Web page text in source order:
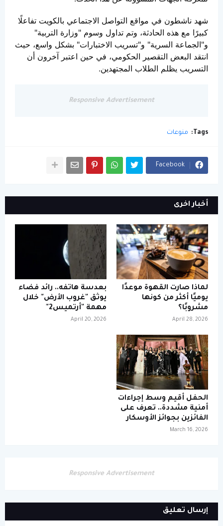
شهد ناشطون في مواقع التواصل الاجتماعي بالكويت تفاعلًا
كبيرًا مع هذه الحادثة، وتم تداول وسوم "وزارة التربية"
و"الجماعة السرية" و"تسريب الاختبارات" بشكل واسع، حيث
انتقد البعض التقصير الحكومي، في حين اعتبر آخرون أن
التسريب يظلم الطلاب المجتهدين.
Responsive Advertisement
Tags: منوعات
Facebook
أخبار اخرى
لماذا صارت القهوة موعدًا
يوميًا أكثر من كونها
مشروبًا؟
April 28, 2026
بعدسة هاتفه.. رائد فضاء
يوثق "غروب الأرض" خلال
مهمة "أرتميس2"
April 20, 2026
الحفل أقيم وسط إجراءات
أمنية مشددة.. تعرف على
الفائزين بجوائز الأوسكار
March 16, 2026
Responsive Advertisement
إرسال تعليق